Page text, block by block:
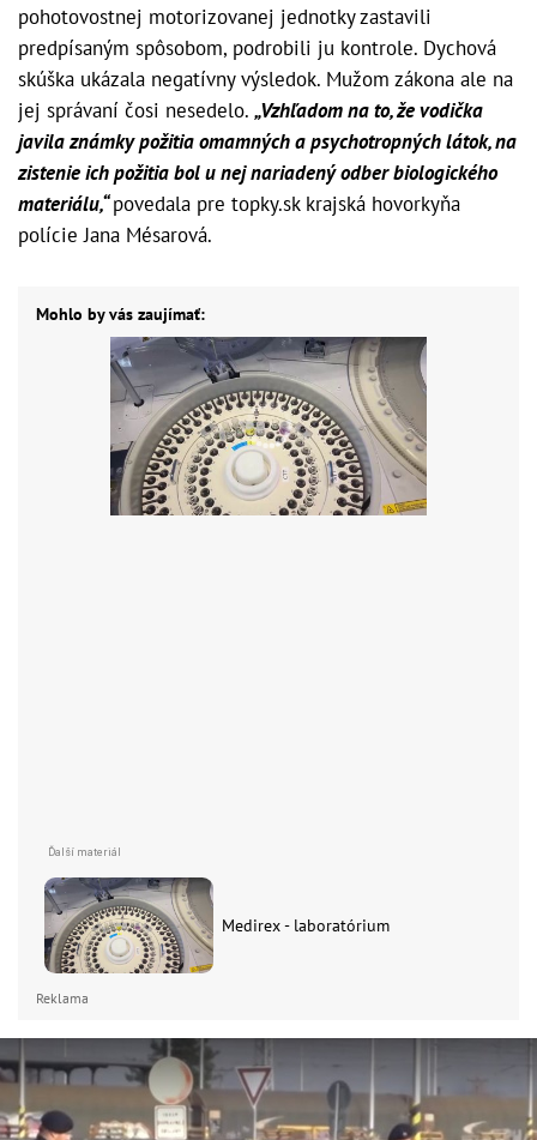
pohotovostnej motorizovanej jednotky zastavili
predpísaným spôsobom, podrobili ju kontrole. Dychová
skúška ukázala negatívny výsledok. Mužom zákona ale na
jej správaní čosi nesedelo. „Vzhľadom na to, že vodička
javila známky požitia omamných a psychotropných látok, na
zistenie ich požitia bol u nej nariadený odber biologického
materiálu,“povedala pre topky.sk krajská hovorkyňa
polície Jana Mésarová.
Mohlo by vás zaujímať:
Medirex - laboratórium
Reklama